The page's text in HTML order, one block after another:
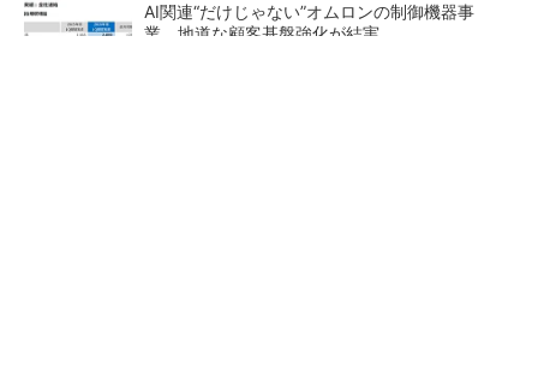
AI関連“だけじゃない”オムロンの制御機器事
業、地道な顧客基盤強化が結実